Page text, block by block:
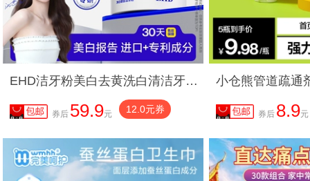
EHD洁牙粉美白去黄洗白清洁牙垢去牙渍黄牙薄荷香型洗白烟渍亮白
券后 59.9元 12.0元券 券后 8.9元